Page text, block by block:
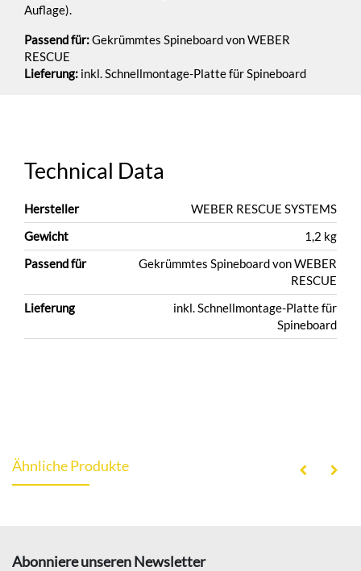
Auflage).
Passend für:Gekrümmtes Spineboard von WEBER
RESCUE
Lieferung: inkl. Schnellmontage-Platte für Spineboard
Technical Data
Hersteller
WEBER RESCUE SYSTEMS
Gewicht
1,2 kg
Passend für
Gekrümmtes Spineboard von WEBER
RESCUE
Lieferung
inkl. Schnellmontage-Platte für
Spineboard
Ähnliche Produkte
Abonniere unseren Newsletter